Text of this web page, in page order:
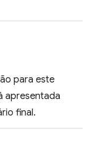
para este
apresentada
final.